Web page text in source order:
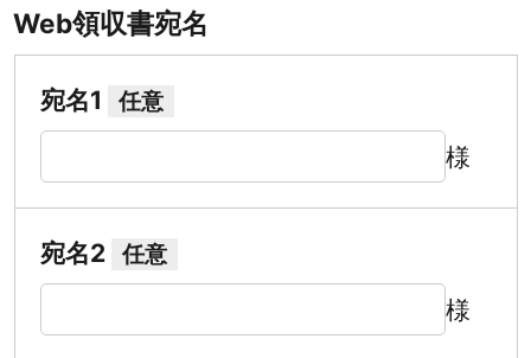
Web領収書宛名
宛名1 任意
様
宛名2 任意
様